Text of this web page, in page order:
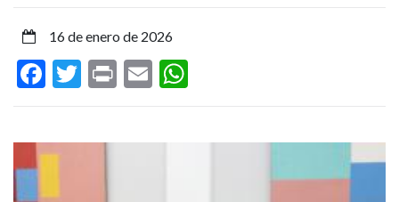
para
el
desarrollo
de
Red
16 de enero de 2026
Facebook
Twitter
PrintEmail
Imagen